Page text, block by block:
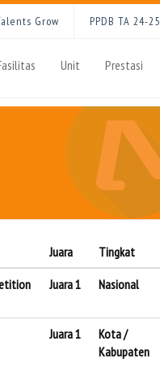
Grow PPDB TA 24-25
Unit Prestasi
Juara Tingkat
Juara 1 Nasional
Juara 1
Kota /
Kabupaten